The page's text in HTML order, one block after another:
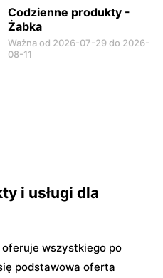
Codzienne produkty -
Żabka
Ważna od 2026-07-29 do 2026-
08-11
i usługi dla
wszystkiego po
podstawowa oferta